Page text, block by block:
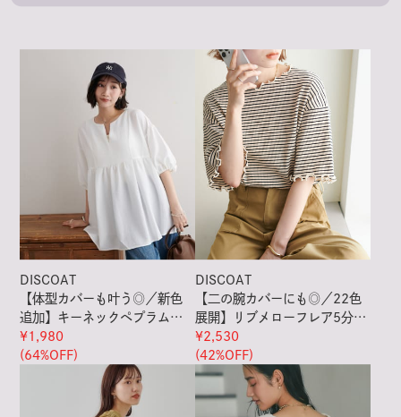
DISCOAT
【体型カバーも叶う◎／新色
追加】キーネックペプラムブ
ラウス《WEB限定》
¥1,980
(64%OFF)
DISCOAT
【二の腕カバーにも◎／22色
展開】リブメローフレア5分袖
≪WEB限定≫
¥2,530
(42%OFF)